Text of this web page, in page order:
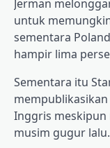
Jerman
untuk
sementara
hampir lima
Sementara itu
Inggris meskipun
musim gugur lalu.